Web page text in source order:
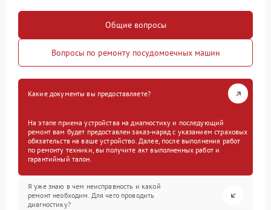
Общие вопросы
Вопросы по ремонту посудомоечных машин
Какие документы вы предоставляете?
На этапе приема устройства на диагностику и последующий
ремонт вам будет предоставлен заказ-наряд с указанием страховых
обязательств на ваше устройство. Далее, после выполнения работ
по ремонту техники, вы получите акт выполненных работ и
гарантийный талон.
Я уже знаю в чем неисправность и какой
ремонт необходим. Для чего проводить
диагностику?